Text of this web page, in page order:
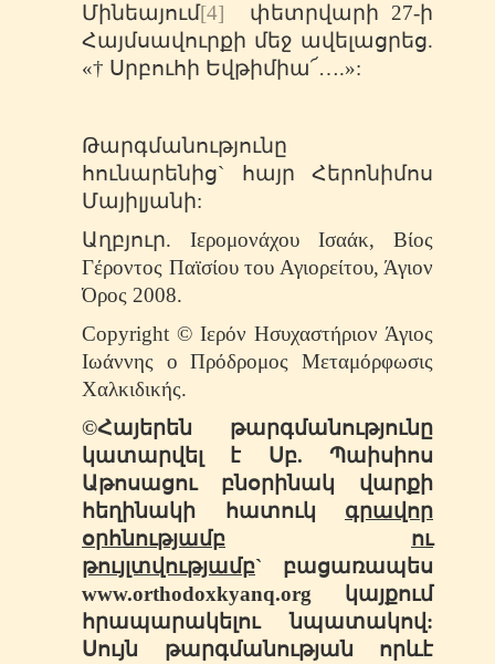
Մինեայում[4] փետրվարի 27-ի
Հայմսավուրքի մեջ ավելացրեց.
«† Սրբուհի Եվթիմիա՜….»:
Թարգմանությունը
հունարենից` հայր Հերոնիմոս
Մայիլյանի:
Աղբյուր. Ιερομονάχου Ισαάκ, Βίος
Γέροντος Παϊσίου του Αγιορείτου, Άγιον
Όρος 2008.
Copyright © Ιερόν Ησυχαστήριον Άγιος
Ιωάννης ο Πρόδρομος Μεταμόρφωσις
Χαλκιδικής.
©Հայերեն թարգմանությունը
կատարվել
է Սբ.Պաիսիոս
Աթոսացու բնօրինակ վարքի
հեղինակի
հատուկ գրավոր
օրհնությամբ
ու
թույլտվությամբ` բացառապես
www.orthodoxkyanq.org կայքում
հրապարակելունպատակով:
Սույն թարգմանության որևէ